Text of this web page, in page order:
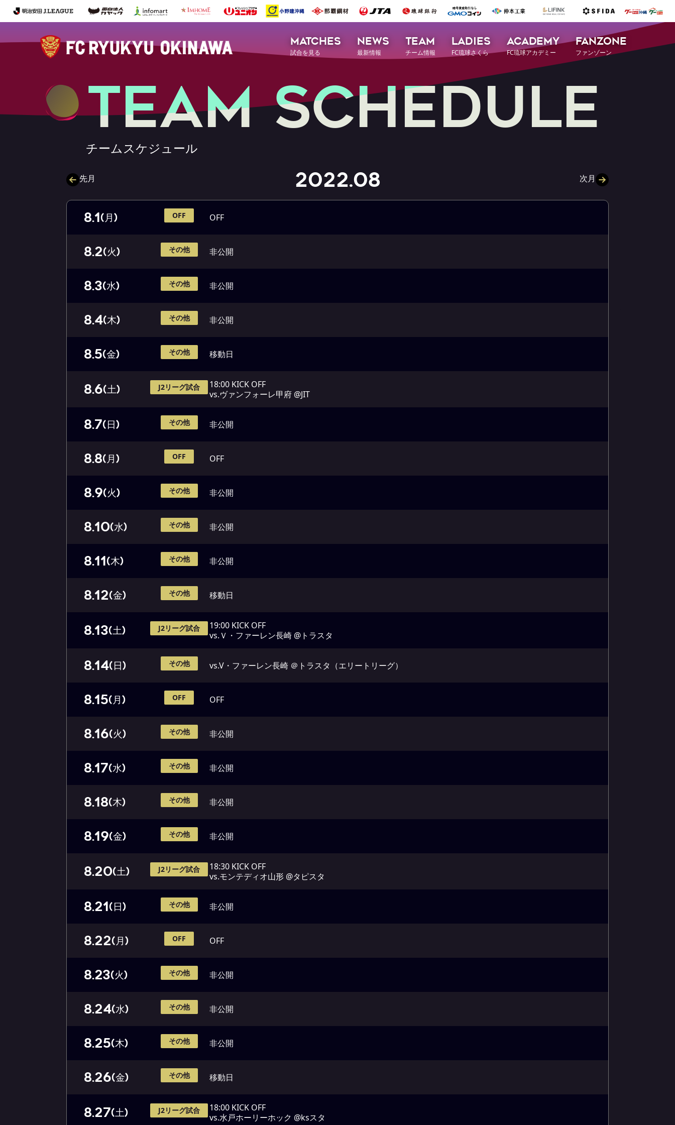
MATCHES
試合を見る
NEWS
最新情報
TEAM
チーム情報
LADIES
FC琉球さくら
ACADEMY
FC琉球アカデミー
FANZONE
ファンゾーン
TEAM SCHEDULE
チームスケジュール
先月 2022.08 次月
8.1(月) OFF OFF
8.2(火) その他 非公開
8.3(水) その他 非公開
8.4(木) その他 非公開
8.5(金) その他 移動日
8.6(土) J2リーグ試合
18:00 KICK OFF
vs.ヴァンフォーレ甲府 @JIT
8.7(日) その他 非公開
8.8(月) OFF OFF
8.9(火) その他 非公開
8.10(水) その他 非公開
8.11(木) その他 非公開
8.12(金) その他 移動日
8.13(土) J2リーグ試合
19:00 KICK OFF
vs.Ｖ・ファーレン長崎 @トラスタ
8.14(日) その他 vs.V・ファーレン長崎 ＠トラスタ（エリートリーグ）
8.15(月) OFF OFF
8.16(火) その他 非公開
8.17(水) その他 非公開
8.18(木) その他 非公開
8.19(金) その他 非公開
8.20(土) J2リーグ試合
18:30 KICK OFF
vs.モンテディオ山形 @タピスタ
8.21(日) その他 非公開
8.22(月) OFF OFF
8.23(火) その他 非公開
8.24(水) その他 非公開
8.25(木) その他 非公開
8.26(金) その他 移動日
8.27(土) J2リーグ試合
18:00 KICK OFF
vs.水戸ホーリーホック @ksスタ